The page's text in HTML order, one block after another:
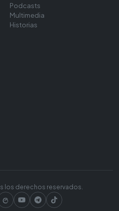
Podcasts
Multimedia
Historias
los derechos reservados.